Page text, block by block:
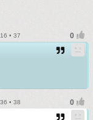
• 37
• 38